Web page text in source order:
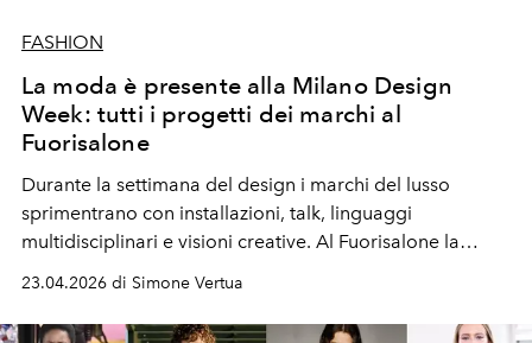
FASHION
La moda è presente alla Milano Design
Week: tutti i progetti dei marchi al
Fuorisalone
Durante la settimana del design i marchi del lusso
sprimentrano con installazioni, talk, linguaggi
multidisciplinari e visioni creative. Al Fuorisalone la
moda riscrive il proprio codice espressivo,
esperienza culturale per incantare pubblico
23.04.2026 di Simone Vertua